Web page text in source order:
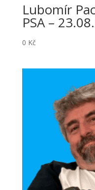
Lubomír
PSA –
0 Kč